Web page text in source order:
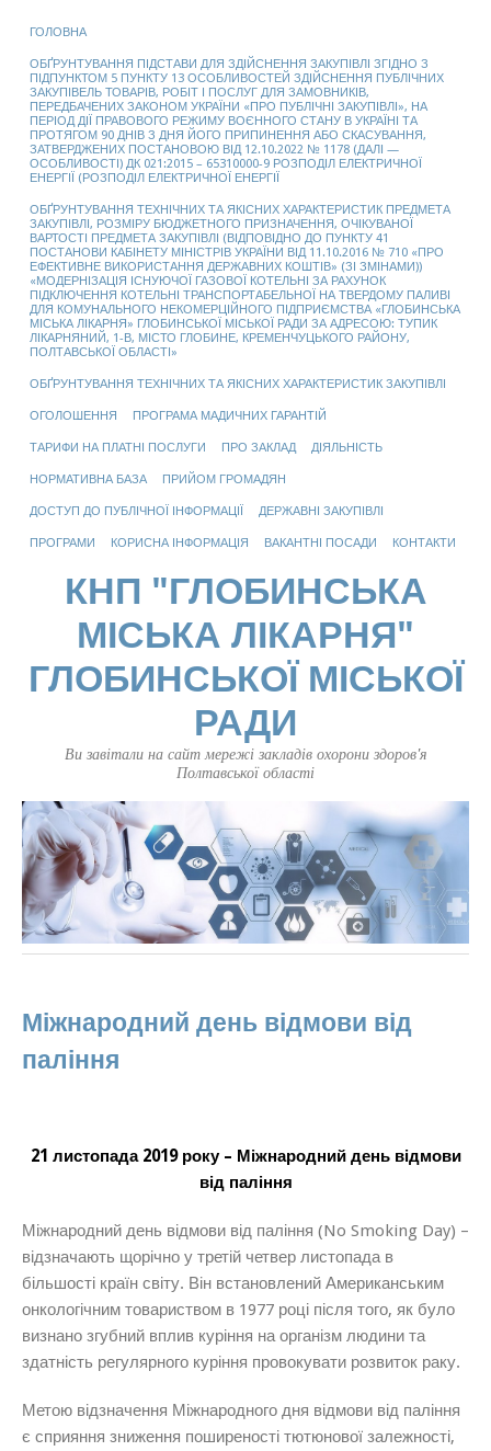
ГОЛОВНА
ОБҐРУНТУВАННЯ ПІДСТАВИ ДЛЯ ЗДІЙСНЕННЯ ЗАКУПІВЛІ ЗГІДНО З
ПІДПУНКТОМ 5 ПУНКТУ 13 ОСОБЛИВОСТЕЙ ЗДІЙСНЕННЯ ПУБЛІЧНИХ
ЗАКУПІВЕЛЬ ТОВАРІВ, РОБІТ І ПОСЛУГ ДЛЯ ЗАМОВНИКІВ,
ПЕРЕДБАЧЕНИХ ЗАКОНОМ УКРАЇНИ «ПРО ПУБЛІЧНІ ЗАКУПІВЛІ», НА
ПЕРІОД ДІЇ ПРАВОВОГО РЕЖИМУ ВОЄННОГО СТАНУ В УКРАЇНІ ТА
ПРОТЯГОМ 90 ДНІВ З ДНЯ ЙОГО ПРИПИНЕННЯ АБО СКАСУВАННЯ,
ЗАТВЕРДЖЕНИХ ПОСТАНОВОЮ ВІД 12.10.2022 № 1178 (ДАЛІ —
ОСОБЛИВОСТІ) ДК 021:2015 – 65310000-9 РОЗПОДІЛ ЕЛЕКТРИЧНОЇ
ЕНЕРГІЇ (РОЗПОДІЛ ЕЛЕКТРИЧНОЇ ЕНЕРГІЇ
ОБҐРУНТУВАННЯ ТЕХНІЧНИХ ТА ЯКІСНИХ ХАРАКТЕРИСТИК ПРЕДМЕТА
ЗАКУПІВЛІ, РОЗМІРУ БЮДЖЕТНОГО ПРИЗНАЧЕННЯ, ОЧІКУВАНОЇ
ВАРТОСТІ ПРЕДМЕТА ЗАКУПІВЛІ (ВІДПОВІДНО ДО ПУНКТУ 41
ПОСТАНОВИ КАБІНЕТУ МІНІСТРІВ УКРАЇНИ ВІД 11.10.2016 № 710 «ПРО
ЕФЕКТИВНЕ ВИКОРИСТАННЯ ДЕРЖАВНИХ КОШТІВ» (ЗІ ЗМІНАМИ))
«МОДЕРНІЗАЦІЯ ІСНУЮЧОЇ ГАЗОВОЇ КОТЕЛЬНІ ЗА РАХУНОК
ПІДКЛЮЧЕННЯ КОТЕЛЬНІ ТРАНСПОРТАБЕЛЬНОЇ НА ТВЕРДОМУ ПАЛИВІ
ДЛЯ КОМУНАЛЬНОГО НЕКОМЕРЦІЙНОГО ПІДПРИЄМСТВА «ГЛОБИНСЬКА
МІСЬКА ЛІКАРНЯ» ГЛОБИНСЬКОЇ МІСЬКОЇ РАДИ ЗА АДРЕСОЮ: ТУПИК
ЛІКАРНЯНИЙ, 1-В, МІСТО ГЛОБИНЕ, КРЕМЕНЧУЦЬКОГО РАЙОНУ,
ПОЛТАВСЬКОЇ ОБЛАСТІ»
ОБҐРУНТУВАННЯ ТЕХНІЧНИХ ТА ЯКІСНИХ ХАРАКТЕРИСТИК ЗАКУПІВЛІ
ОГОЛОШЕННЯ ПРОГРАМА МАДИЧНИХ ГАРАНТІЙ
ТАРИФИ НА ПЛАТНІ ПОСЛУГИ ПРО ЗАКЛАД ДІЯЛЬНІСТЬ
НОРМАТИВНА БАЗА ПРИЙОМ ГРОМАДЯН
ДОСТУП ДО ПУБЛІЧНОЇ ІНФОРМАЦІЇ ДЕРЖАВНІ ЗАКУПІВЛІ
ПРОГРАМИ КОРИСНА ІНФОРМАЦІЯ ВАКАНТНІ ПОСАДИ КОНТАКТИ
КНП "ГЛОБИНСЬКА
МІСЬКА ЛІКАРНЯ"
ГЛОБИНСЬКОЇ МІСЬКОЇ
РАДИ
Ви завітали на сайт мережі закладів охорони здоров'я
Полтавської області
Міжнародний день відмови від
паління
21 листопада 2019 року – Міжнародний день відмови
від паління
Міжнародний день відмови від паління (No Smoking Day) –
відзначають щорічно у третій четвер листопада в
більшості країн світу. Він встановлений Американським
онкологічним товариством в 1977 році після того, як було
визнано згубний вплив куріння на організм людини та
здатність регулярного куріння провокувати розвиток раку.
Метою відзначення Міжнародного дня відмови від паління
є сприяння зниження поширеності тютюнової залежності,